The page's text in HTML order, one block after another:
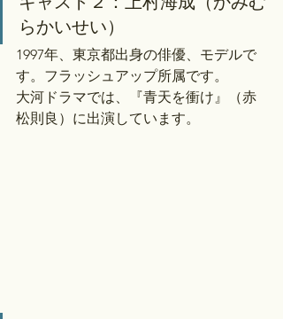
らかいせい）
1997年、東京都出身の俳優、モデルで
す。フラッシュアップ所属です。
大河ドラマでは、『青天を衝け』（赤
松則良）に出演しています。